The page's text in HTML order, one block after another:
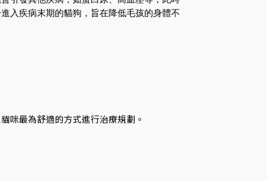
入疾病末期的貓狗，旨在降低毛孩的身體不
咪最為舒適的方式進行治療規劃。